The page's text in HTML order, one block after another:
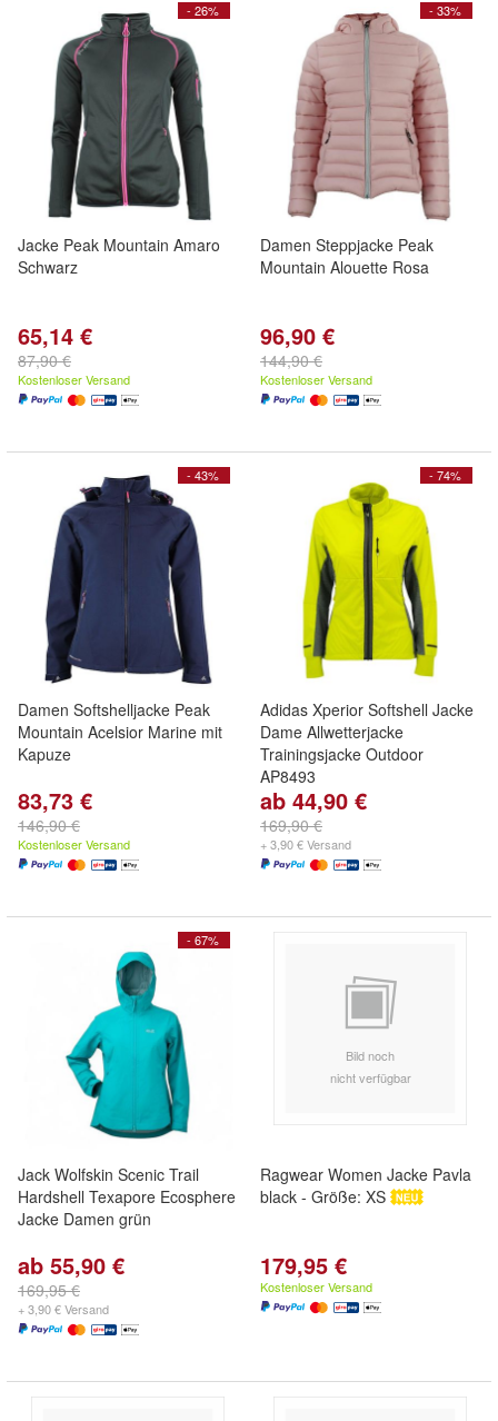
- 26%
Jacke Peak Mountain Amaro
Schwarz
65,14 €
87,90 €
Kostenloser Versand
- 33%
Damen Steppjacke Peak
Mountain Alouette Rosa
96,90 €
144,90 €
Kostenloser Versand
- 43%
Damen Softshelljacke Peak
Mountain Acelsior Marine mit
Kapuze
83,73 €
146,90 €
Kostenloser Versand
- 74%
Adidas Xperior Softshell Jacke
Dame Allwetterjacke
Trainingsjacke Outdoor
AP8493
ab 44,90 €
169,90 €
+ 3,90 € Versand
- 67%
Jack Wolfskin Scenic Trail
Hardshell Texapore Ecosphere
Jacke Damen grün
ab 55,90 €
169,95 €
+ 3,90 € Versand
Bild noch
nicht verfügbar
Ragwear Women Jacke Pavla
black - Größe: XS
179,95 €
Kostenloser Versand